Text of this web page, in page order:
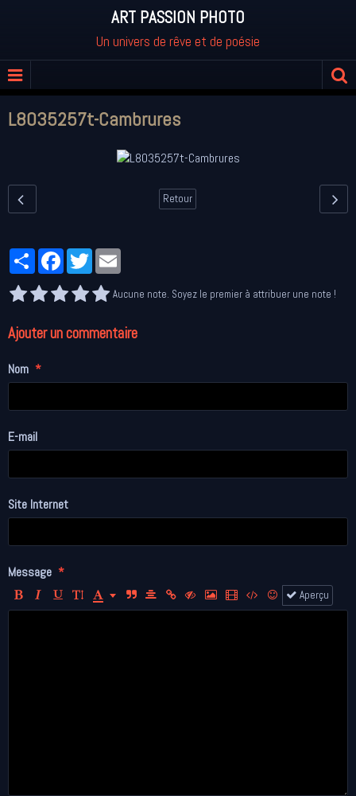
ART PASSION PHOTO
Un univers de rêve et de poésie
L8035257t-Cambrures
Retour
PartagerFacebookTwitter
Aucune note. Soyez le premier à attribuer une note !
Ajouter un commentaire
Nom
E-mail
Site Internet
Message
Aperçu